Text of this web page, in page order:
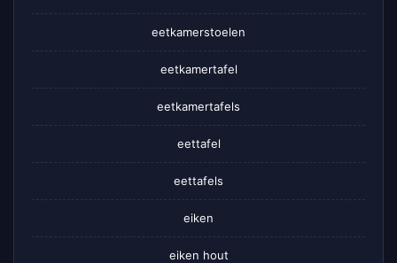
eetkamerstoelen
eetkamertafel
eetkamertafels
eettafel
eettafels
eiken
eiken hout